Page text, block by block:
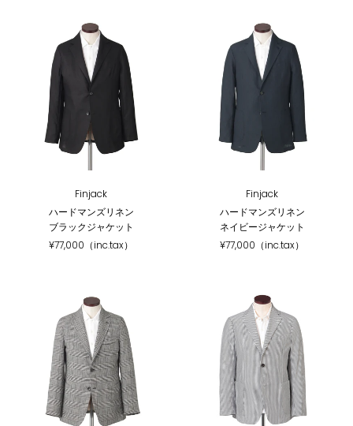
Finjack
ハードマンズリネン
ブラックジャケット
¥77,000（inc.tax）
Finjack
ハードマンズリネン
ネイビージャケット
¥77,000（inc.tax）